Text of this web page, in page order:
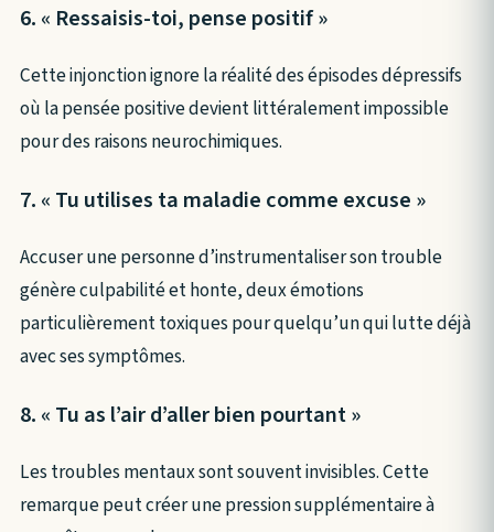
6. « Ressaisis-toi, pense positif »
Cette injonction ignore la réalité des épisodes dépressifs
où la pensée positive devient littéralement impossible
pour des raisons neurochimiques.
7. « Tu utilises ta maladie comme excuse »
Accuser une personne d’instrumentaliser son trouble
génère culpabilité et honte, deux émotions
particulièrement toxiques pour quelqu’un qui lutte déjà
avec ses symptômes.
8. « Tu as l’air d’aller bien pourtant »
Les troubles mentaux sont souvent invisibles. Cette
remarque peut créer une pression supplémentaire à